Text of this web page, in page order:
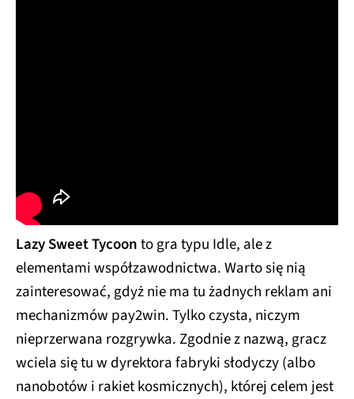
Lazy Sweet Tycoonto gra typu Idle, ale z
elementami współzawodnictwa. Warto się nią
zainteresować, gdyż nie ma tu żadnych reklam ani
mechanizmów pay2win. Tylko czysta, niczym
nieprzerwana rozgrywka. Zgodnie z nazwą, gracz
wciela się tu w dyrektora fabryki słodyczy (albo
nanobotów i rakiet kosmicznych), której celem jest